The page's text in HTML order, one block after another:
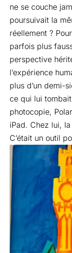
ne se couche
poursuivait la
réellement ?
parfois plus
perspective
l’expérience
plus d’un demi-
ce qui lui
photocopie,
iPad. Chez lui,
C’était un outil